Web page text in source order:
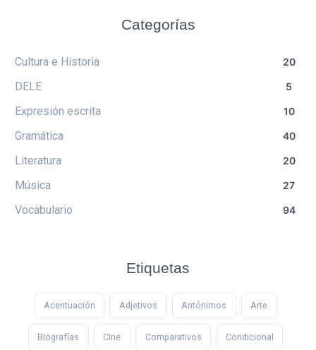
Categorías
Cultura e Historia 20
DELE 5
Expresión escrita 10
Gramática 40
Literatura 20
Música 27
Vocabulario 94
Etiquetas
Acentuación Adjetivos Antónimos Arte
Biografías Cine Comparativos Condicional